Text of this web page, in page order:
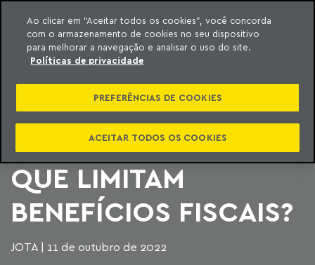
o conteúdo
Machado Meyer
POR QUE É
INCONSTITUCIONAL A
CRIAÇÃO DE FUNDOS
QUE LIMITAM
BENEFÍCIOS FISCAIS?
JOTA | 11 de outubro de 2022
Ao clicar em “Aceitar todos os cookies”, você concorda
com o armazenamento de cookies no seu dispositivo
para melhorar a navegação e analisar o uso do site.
Políticas de privacidade
PREFERÊNCIAS DE COOKIES
ACEITAR TODOS OS COOKIES